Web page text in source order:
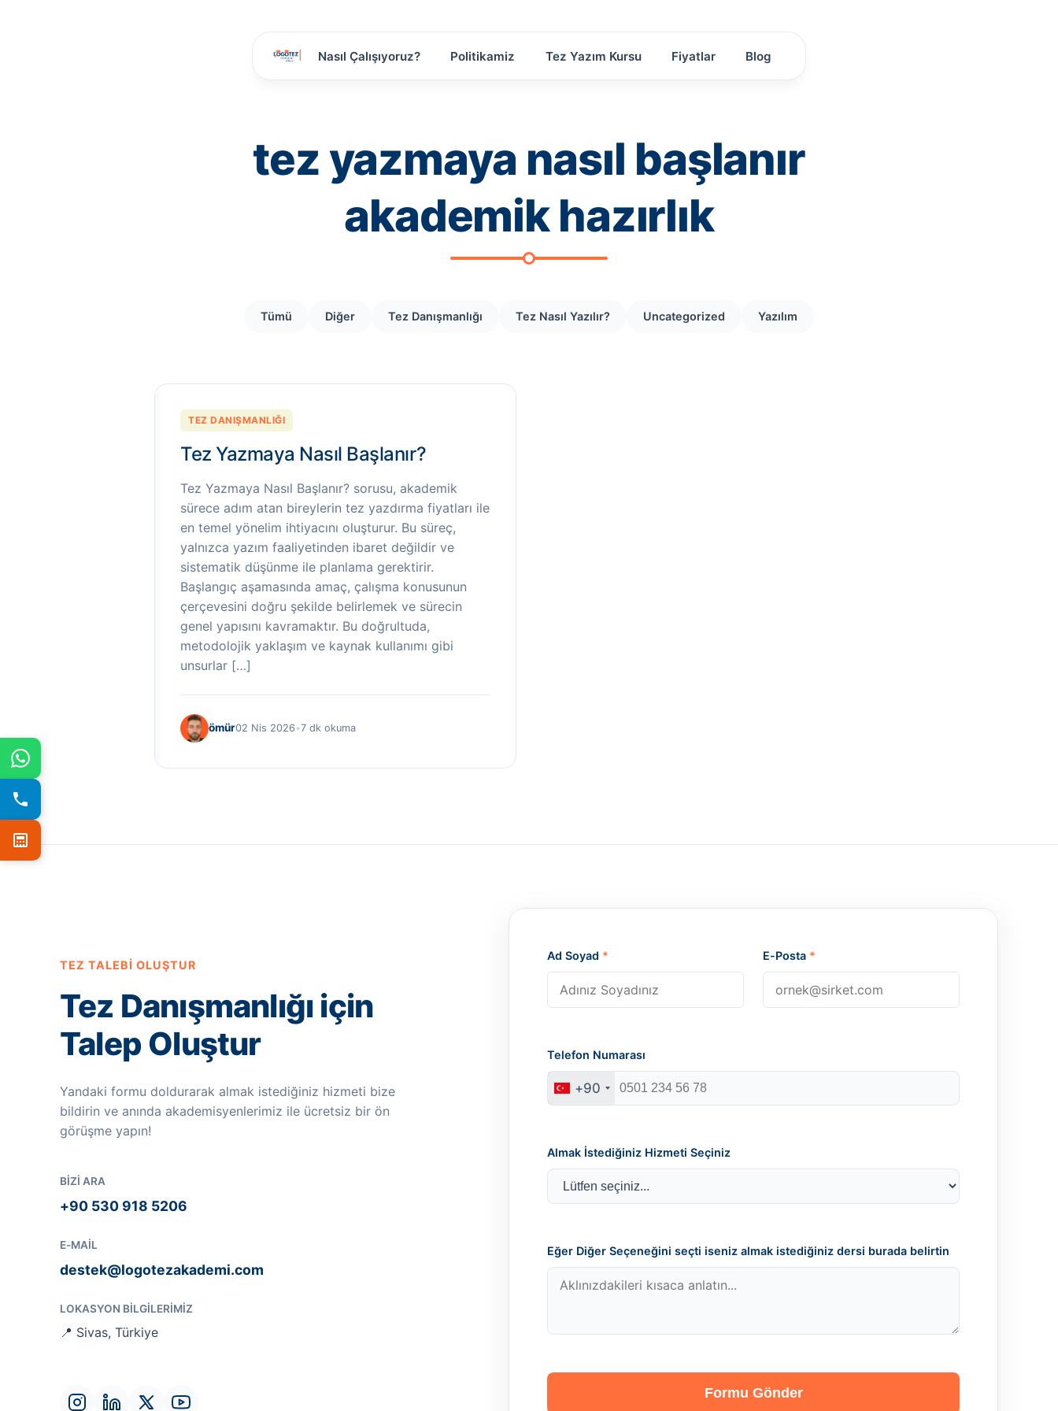
Nasıl Çalışıyoruz? Politikamiz Tez Yazım Kursu Fiyatlar Blog
tez yazmaya nasıl başlanır
akademik hazırlık
Tümü Diğer Tez Danışmanlığı Tez Nasıl Yazılır? Uncategorized Yazılım
TEZ DANIŞMANLIĞI
Tez Yazmaya Nasıl Başlanır?
Tez Yazmaya Nasıl Başlanır? sorusu, akademik
sürece adım atan bireylerin tez yazdırma fiyatları ile
en temel yönelim ihtiyacını oluşturur. Bu süreç,
yalnızca yazım faaliyetinden ibaret değildir ve
sistematik düşünme ile planlama gerektirir.
Başlangıç aşamasında amaç, çalışma konusunun
çerçevesini doğru şekilde belirlemek ve sürecin
genel yapısını kavramaktır. Bu doğrultuda,
metodolojik yaklaşım ve kaynak kullanımı gibi
unsurlar […]
ömür02 Nis 2026 •7 dk okuma
TEZ TALEBI OLUŞTUR
Tez Danışmanlığı için
Talep Oluştur
Yandaki formu doldurarak almak istediğiniz hizmeti bize
bildirin ve anında akademisyenlerimiz ile ücretsiz bir ön
görüşme yapın!
BIZI ARA
+90 530 918 5206
E-MAIL
destek@logotezakademi.com
LOKASYON BILGILERIMIZ
📍 Sivas, Türkiye
Ad Soyad * E-Posta *
Telefon Numarası
+90
Almak İstediğiniz Hizmeti Seçiniz
Eğer Diğer Seçeneğini seçti iseniz almak istediğiniz dersi burada belirtin
Formu Gönder